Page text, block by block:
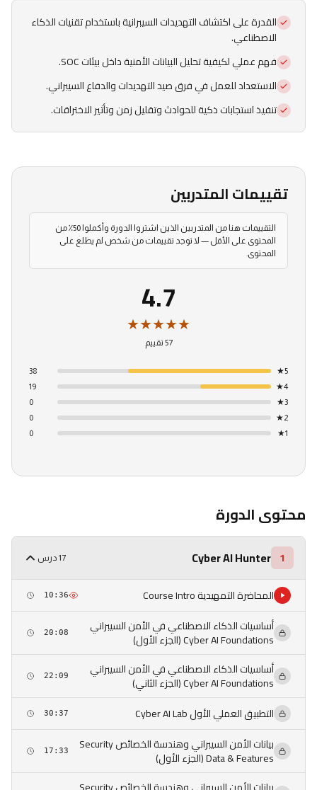
القدرة على اكتشاف التهديدات السيبرانية باستخدام تقنيات الذكاء
الاصطناعي.
فهم عملي لكيفية تحليل البيانات الأمنية داخل بيئات SOC.
الاستعداد للعمل في فرق صيد التهديدات والدفاع السيبراني.
تنفيذ استجابات ذكية للحوادث وتقليل زمن وتأثير الاختراقات.
تقييمات المتدربين
التقييمات هنا من المتدربين الذين اشتروا الدورة وأكملوا 50٪ من
المحتوى على الأقل — لا توجد تقييمات من شخص لم يطلع على
المحتوى.
4.7
★★★★★
57 تقييم
5
★
38
4
★
19
3
★
0
2
★
0
1
★
0
محتوى الدورة
1
Cyber AI Hunter 17 درس
المحاضرة التمهيدية Course Intro 10:36
أساسيات الذكاء الاصطناعي في الأمن السيبراني
Cyber AI Foundations (الجزء الأول) 20:08
أساسيات الذكاء الاصطناعي في الأمن السيبراني
Cyber AI Foundations (الجزء الثاني) 22:09
التطبيق العملي الأول Cyber AI Lab 30:37
بيانات الأمن السيبراني وهندسة الخصائص Security
Data & Features (الجزء الأول) 17:33